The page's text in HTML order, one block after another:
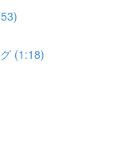
(1:18)